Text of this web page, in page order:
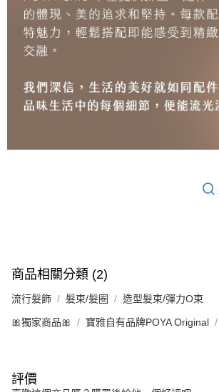
商品相關分類 (2)
流行髮飾 髮束/髮圈 造型髮束/彈力O束
🎀獨家商品🎀 寶雅自有品牌POYA Original
評價